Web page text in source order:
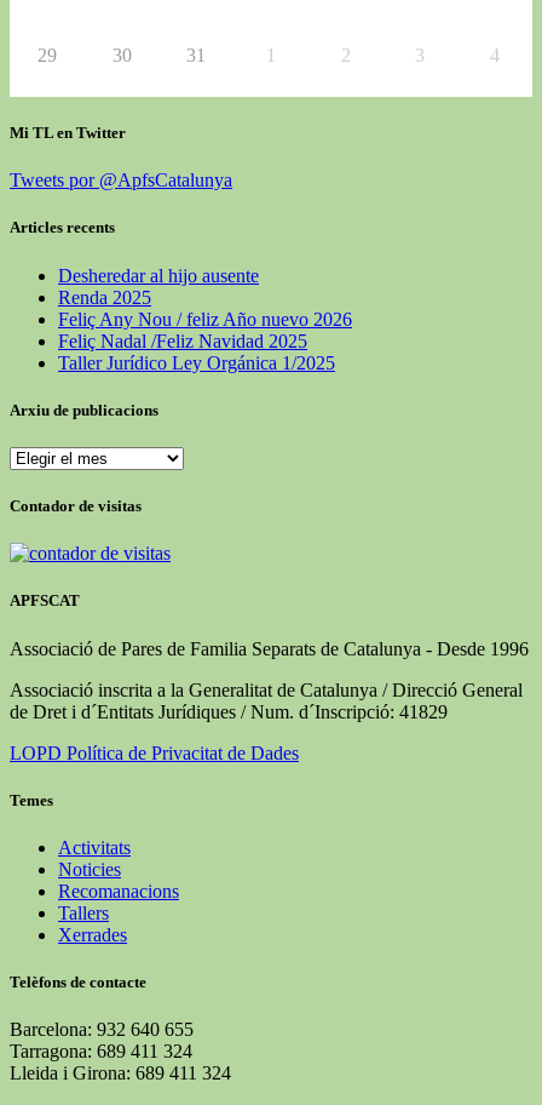
29 30 31 1 2 3 4
Mi TL en Twitter
Tweets por @ApfsCatalunya
Articles recents
Desheredar al hijo ausente
Renda 2025
Feliç Any Nou / feliz Año nuevo 2026
Feliç Nadal /Feliz Navidad 2025
Taller Jurídico Ley Orgánica 1/2025
Arxiu de publicacions
Contador de visitas
APFSCAT
Associació de Pares de Familia Separats de Catalunya - Desde 1996
Associació inscrita a la Generalitat de Catalunya / Direcció General
de Dret i d´Entitats Jurídiques / Num. d´Inscripció: 41829
LOPD Política de Privacitat de Dades
Temes
Activitats
Noticies
Recomanacions
Tallers
Xerrades
Telèfons de contacte
Barcelona: 932 640 655
Tarragona: 689 411 324
Lleida i Girona: 689 411 324